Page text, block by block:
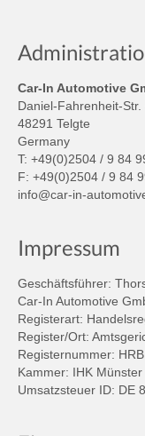
Car-In Automotive
Daniel-Fahrenheit-Str.
48291 Telgte
Germany
T: +49(0)2504 / 9 84
F: +49(0)2504 / 9 84
info@car-in-
Impressum
Geschäftsführer:
Car-In Automotive
Registerart:
Register/Ort:
Registernummer:
Kammer: IHK Münster
Umsatzsteuer ID: DE